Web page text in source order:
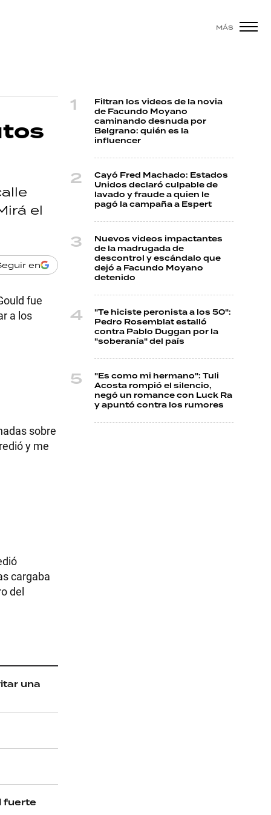
MÁS
el
en
fue
a los
sobre
y me
cargaba
del
una
fuerte
Filtran los videos de la novia
de Facundo Moyano
caminando desnuda por
Belgrano: quién es la
influencer
Cayó Fred Machado: Estados
Unidos declaró culpable de
lavado y fraude a quien le
pagó la campaña a Espert
Nuevos videos impactantes
de la madrugada de
descontrol y escándalo que
dejó a Facundo Moyano
detenido
"Te hiciste peronista a los 50":
Pedro Rosemblat estalló
contra Pablo Duggan por la
"soberanía" del país
"Es como mi hermano": Tuli
Acosta rompió el silencio,
negó un romance con Luck Ra
y apuntó contra los rumores